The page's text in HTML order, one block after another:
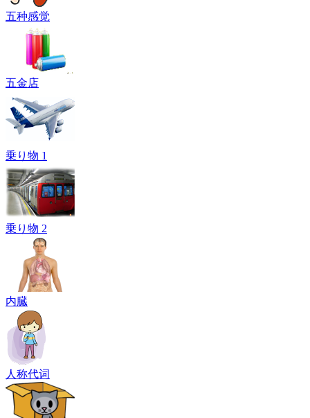
五种感觉
五金店
乗り物 1
乗り物 2
内臓
人称代词